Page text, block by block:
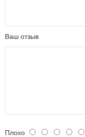
Ваш отзыв
Плохо